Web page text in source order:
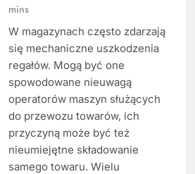
mins
W magazynach często zdarzają
się mechaniczne uszkodzenia
regałów. Mogą być one
spowodowane nieuwagą
operatorów maszyn służących
do przewozu towarów, ich
przyczyną może być też
nieumiejętne składowanie
samego towaru. Wielu